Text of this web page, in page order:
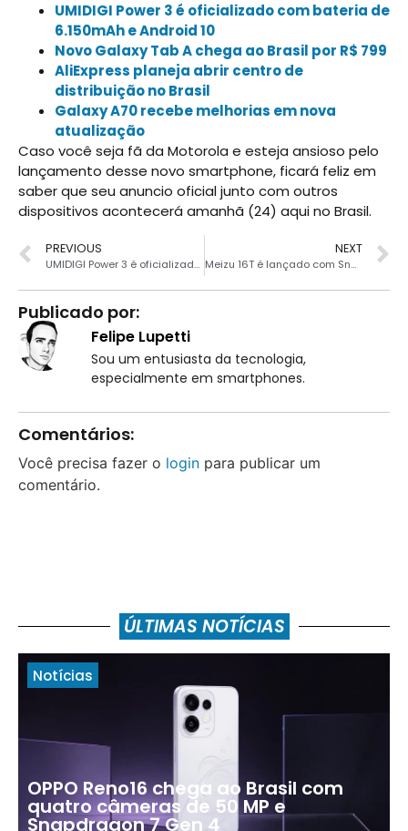
UMIDIGI Power 3 é oficializado com bateria de
6.150mAh e Android 10
Novo Galaxy Tab A chega ao Brasil por R$ 799
AliExpress planeja abrir centro de
distribuição no Brasil
Galaxy A70 recebe melhorias em nova
atualização
Caso você seja fã da Motorola e esteja ansioso pelo
lançamento desse novo smartphone, ficará feliz em
saber que seu anuncio oficial junto com outros
dispositivos acontecerá amanhã (24) aqui no Brasil.
PREVIOUS
UMIDIGI Power 3 é oficializado com bateria de 6.150mAh e Android 10
NEXT
Meizu 16T é lançado com Snapdragon 855 e tela OLED
Publicado por:
Felipe Lupetti
Sou um entusiasta da tecnologia,
especialmente em smartphones.
Comentários:
Você precisa fazer o login para publicar um
comentário.
ÚLTIMAS NOTÍCIAS
Notícias
OPPO Reno16 chega ao Brasil com
quatro câmeras de 50 MP e
Snapdragon 7 Gen 4